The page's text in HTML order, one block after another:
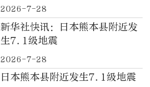
2026-7-28
新华社快讯：日本熊本县附近发
生7.1级地震
2026-7-28
日本熊本县附近发生7.1级地震